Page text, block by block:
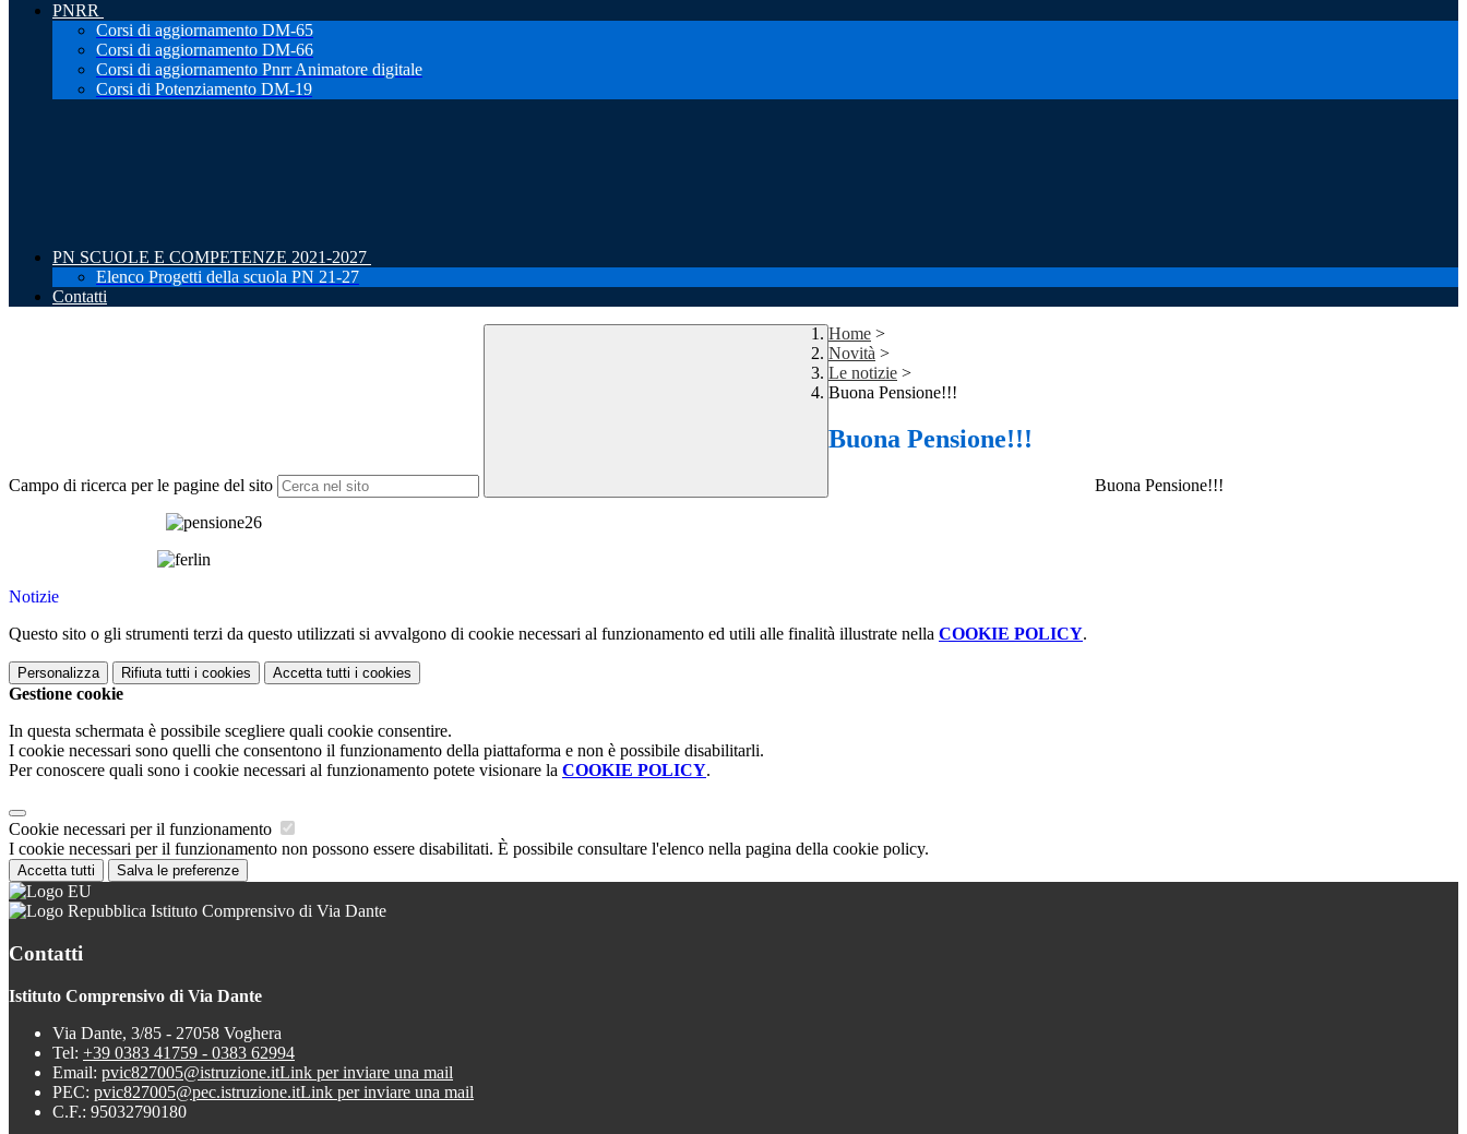
PNRR
Corsi di aggiornamento DM-65
Corsi di aggiornamento DM-66
Corsi di aggiornamento Pnrr Animatore digitale
Corsi di Potenziamento DM-19
PN SCUOLE E COMPETENZE 2021-2027
Elenco Progetti della scuola PN 21-27
Contatti
Campo di ricerca per le pagine del sito
Home >
Novità >
Le notizie >
Buona Pensione!!!
Buona Pensione!!!
Buona Pensione!!!
Notizie
Questo sito o gli strumenti terzi da questo utilizzati si avvalgono di cookie necessari al funzionamento ed utili alle finalità illustrate nella COOKIE POLICY.
Personalizza Rifiuta tutti i cookies Accetta tutti i cookies
Gestione cookie
In questa schermata è possibile scegliere quali cookie consentire.
I cookie necessari sono quelli che consentono il funzionamento della piattaforma e non è possibile disabilitarli.
Per conoscere quali sono i cookie necessari al funzionamento potete visionare la COOKIE POLICY.
Cookie necessari per il funzionamento
I cookie necessari per il funzionamento non possono essere disabilitati. È possibile consultare l'elenco nella pagina della cookie policy.
Accetta tutti Salva le preferenze
Istituto Comprensivo di Via Dante
Contatti
Istituto Comprensivo di Via Dante
Via Dante, 3/85 - 27058 Voghera
Tel: +39 0383 41759 - 0383 62994
Email: pvic827005@istruzione.itLink per inviare una mail
PEC: pvic827005@pec.istruzione.itLink per inviare una mail
C.F.: 95032790180